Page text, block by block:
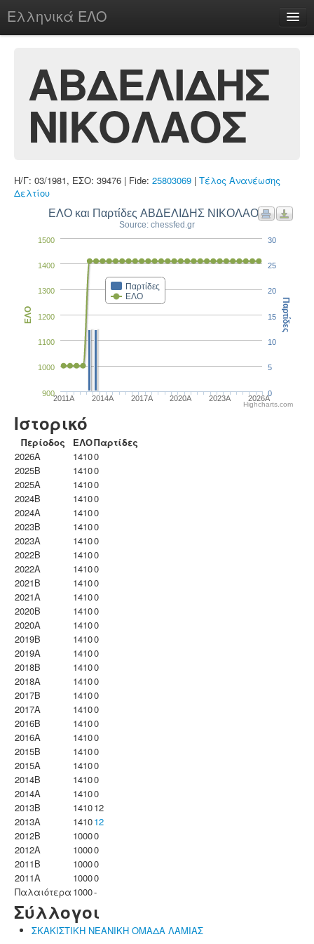
Ελληνικά ΕΛΟ
chesstu.be @ discord
Login
ΑΒΔΕΛΙΔΗΣ
ΝΙΚΟΛΑΟΣ
Η/Γ: 03/1981, ΕΣΟ: 39476 | Fide: 25803069 | Τέλος Ανανέωσης
Δελτίου
ΕΛΟ και Παρτίδες ΑΒΔΕΛΙΔΗΣ ΝΙΚΟΛΑΟΣ
Source: chessfed.gr
Παρτίδες
ΕΛΟ
2011A 2014A 2017A 2020A 2023Α 2026A
900
1000
1100
1200
1300
1400
1500
ΕΛΟ
0
5
10
15
20
25
30
Παρτίδες
Highcharts.com
Ιστορικό
Περίοδος ΕΛΟΠαρτίδες
2026A
14100
2025B
14100
2025A
14100
2024B
14100
2024A
14100
2023B
14100
2023Α
14100
2022B
14100
2022A
14100
2021B
14100
2021A
14100
2020B
14100
2020A
14100
2019B
14100
2019A
14100
2018B
14100
2018A
14100
2017B
14100
2017A
14100
2016B
14100
2016A
14100
2015B
14100
2015A
14100
2014B
14100
2014A
14100
2013B
141012
2013A
141012
2012B
10000
2012A
10000
2011B
10000
2011A
10000
Παλαιότερα 1000-
Σύλλογοι
ΣΚΑΚΙΣΤΙΚΗ ΝΕΑΝΙΚΗ ΟΜΑΔΑ ΛΑΜΙΑΣ